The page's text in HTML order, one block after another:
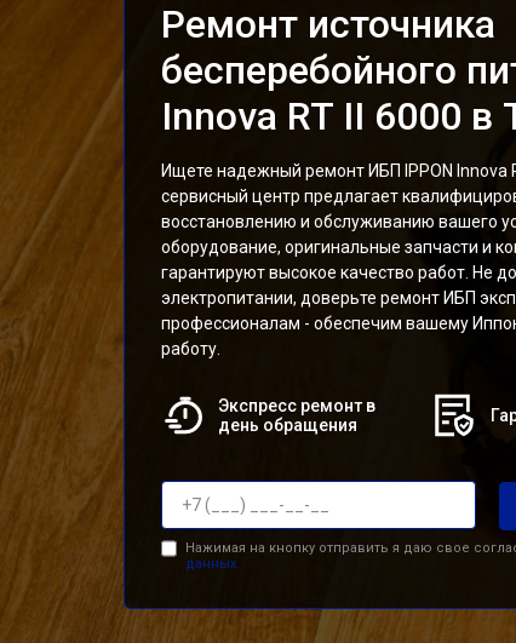
Ремонт источника
бесперебойного
Innova RT II 6000 в
Ищете надежный ремонт ИБП IPPON Innova
сервисный центр предлагает
восстановлению и обслуживанию вашего
оборудование, оригинальные запчасти и
гарантируют высокое качество работ. Не
электропитании, доверьте ремонт ИБП
профессионалам - обеспечим вашему
работу.
Экспресс ремонт в
день обращения
Нажимая на кнопку отправить я даю свое
данных.